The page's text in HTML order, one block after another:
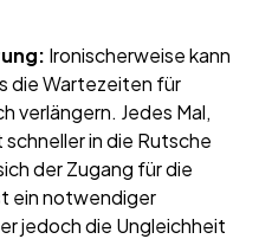
Ironischerweise kann
die Wartezeiten für
verlängern. Jedes Mal,
in die Rutsche
der Zugang für die
ein notwendiger
jedoch die Ungleichheit